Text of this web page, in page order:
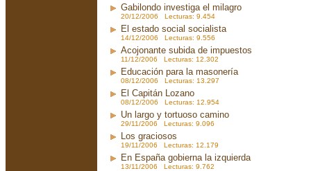
Gabilondo investiga el milagro
20/12/2006 Lecturas: 9.454
El estado social socialista
14/12/2006 Lecturas: 9.556
Acojonante subida de impuestos
11/12/2006 Lecturas: 12.302
Educación para la masonería
08/12/2006 Lecturas: 13.297
El Capitán Lozano
08/12/2006 Lecturas: 12.954
Un largo y tortuoso camino
29/11/2006 Lecturas: 9.096
Los graciosos
19/11/2006 Lecturas: 12.179
En España gobierna la izquierda
13/11/2006 Lecturas: 9.762